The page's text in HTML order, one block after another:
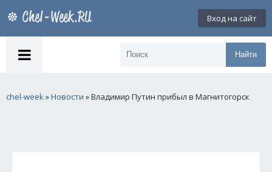
Вход на сайт
Найти
chel-week»Новости » Владимир Путин прибыл в Магнитогорск